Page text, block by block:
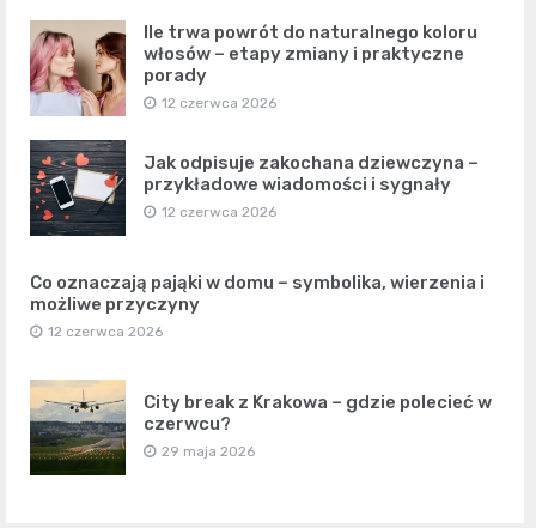
Ile trwa powrót do naturalnego koloru
włosów – etapy zmiany i praktyczne
porady
12 czerwca 2026
Jak odpisuje zakochana dziewczyna –
przykładowe wiadomości i sygnały
12 czerwca 2026
Co oznaczają pająki w domu – symbolika, wierzenia i
możliwe przyczyny
12 czerwca 2026
City break z Krakowa – gdzie polecieć w
czerwcu?
29 maja 2026